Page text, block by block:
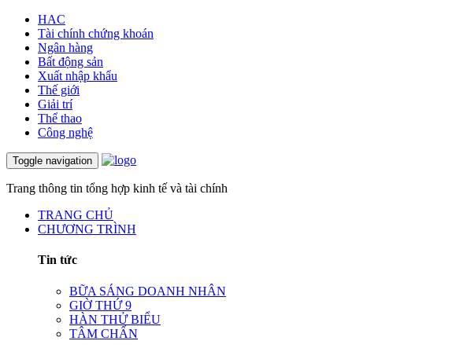
HAC
Tài chính chứng khoán
Ngân hàng
Bất động sản
Xuất nhập khẩu
Thế giới
Giải trí
Thể thao
Công nghệ
Toggle navigation
Trang thông tin tổng hợp kinh tế và tài chính
TRANG CHỦ
CHƯƠNG TRÌNH
Tin tức
BỮA SÁNG DOANH NHÂN
GIỜ THỨ 9
HÀN THỬ BIỂU
TÂM CHẤN